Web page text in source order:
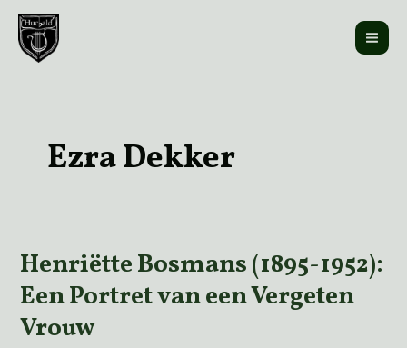
naar
Ezra Dekker
Henriëtte Bosmans (1895-1952):
Een Portret van een Vergeten
Vrouw
Henriëtte
Bosmans
(1895-
1952):